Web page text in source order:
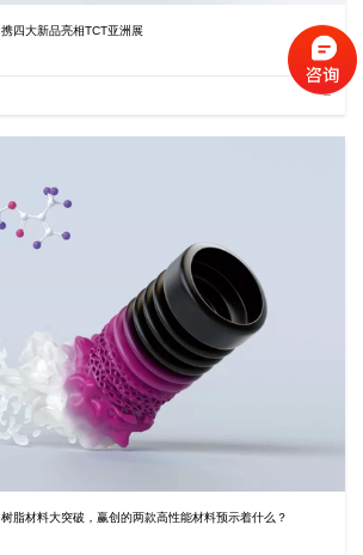
携四大新品亮相TCT亚洲展
树脂材料大突破，赢创的两款高性能材料预示着什么？